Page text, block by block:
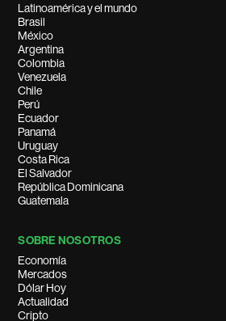
Latinoamérica y el mundo
Brasil
México
Argentina
Colombia
Venezuela
Chile
Perú
Ecuador
Panamá
Uruguay
Costa Rica
El Salvador
República Dominicana
Guatemala
SOBRE NOSOTROS
Economía
Mercados
Dólar Hoy
Actualidad
Cripto